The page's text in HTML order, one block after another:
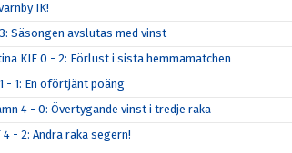
IK!
Säsongen avslutas med vinst
KIF 0 - 2: Förlust i sista hemmamatchen
- 1: En oförtjänt poäng
4 - 0: Övertygande vinst i tredje raka
- 2: Andra raka segern!